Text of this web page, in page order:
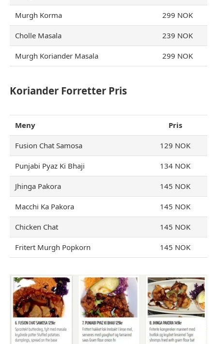
Murgh Korma 299 NOK
Cholle Masala 239 NOK
Murgh Koriander Masala 299 NOK
Koriander Forretter Pris
Meny Pris
Fusion Chat Samosa 129 NOK
Punjabi Pyaz Ki Bhaji 134 NOK
Jhinga Pakora 145 NOK
Macchi Ka Pakora 145 NOK
Chicken Chat 145 NOK
Fritert Murgh Popkorn 145 NOK